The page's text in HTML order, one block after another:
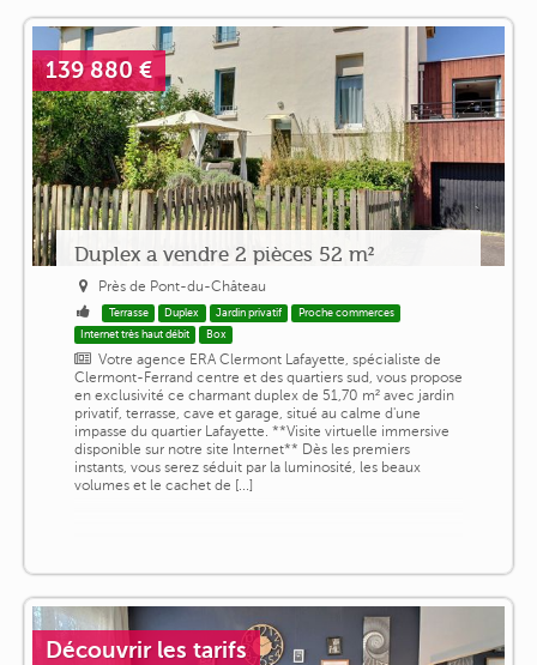
139 880 €
Duplex a vendre 2 pièces 52 m²
Près de Pont-du-Château
Terrasse Duplex Jardin privatif
Proche commerces
Internet très haut débit
Box
Votre agence ERA Clermont Lafayette, spécialiste de
Clermont-Ferrand centre et des quartiers sud, vous propose
en exclusivité ce charmant duplex de 51,70 m² avec jardin
privatif, terrasse, cave et garage, situé au calme d'une
impasse du quartier Lafayette. **Visite virtuelle immersive
disponible sur notre site Internet** Dès les premiers
instants, vous serez séduit par la luminosité, les beaux
volumes et le cachet de [...]
Découvrir les tarifs